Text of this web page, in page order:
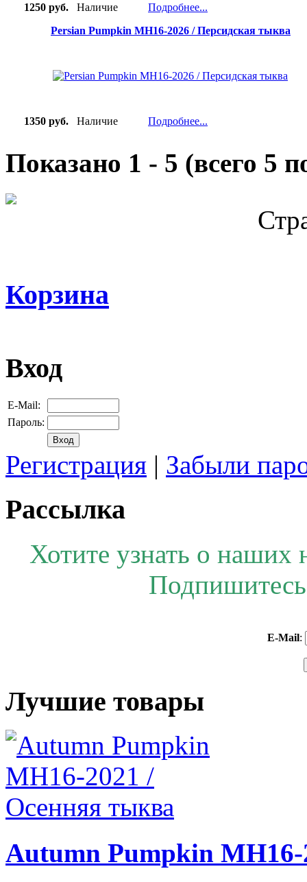
1250 руб. Наличие
Подробнее...
Persian Pumpkin MH16-2026 / Персидская тыква
1350 руб. Наличие Подробнее...
Показано 1 - 5 (всего 5
Корзина
Вход
E-Mail:
Пароль:
Регистрация | Забыли
Рассылка
Хотите узнать о наших
E-Mail:
Лучшие товары
Autumn Pumpkin